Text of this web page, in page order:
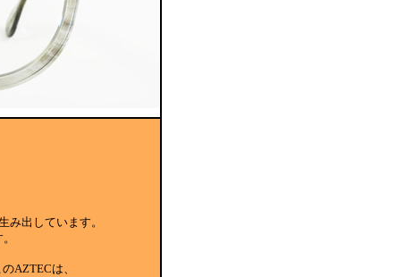
み出しています。
AZTECは、